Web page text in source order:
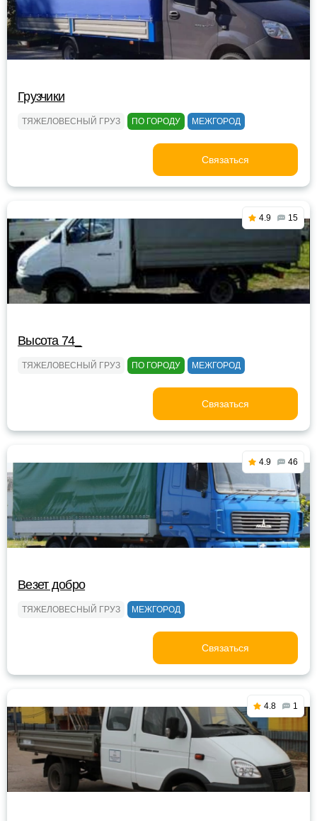
Грузчики
ТЯЖЕЛОВЕСНЫЙ ГРУЗ ПО ГОРОДУ МЕЖГОРОД
Связаться
4.9 15
Высота 74_
ТЯЖЕЛОВЕСНЫЙ ГРУЗ ПО ГОРОДУ МЕЖГОРОД
Связаться
4.9 46
Везет добро
ТЯЖЕЛОВЕСНЫЙ ГРУЗ МЕЖГОРОД
Связаться
4.8 1